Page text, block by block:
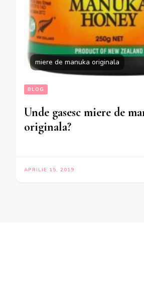
miere de manuka originala
BLOG
Unde gasesc miere de
originala?
APRILIE 15, 2019